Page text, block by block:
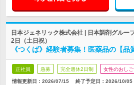
日本ジェネリック株式会社 | 日本調剤グルー
2日（土日祝）
《つくば》経験者募集！医薬品の【
正社員 急募 完全週休2日制 女性のおし
情報更新日：2026/07/15 終了予定日： 2026/10/05